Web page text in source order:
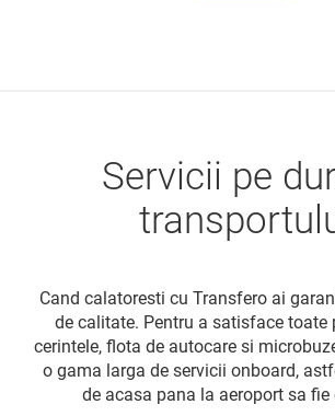
Servicii pe
Cand calatoresti cu Transfero ai
de calitate. Pentru a satisface toate
cerintele, flota de autocare si
o gama larga de servicii onboard,
de acasa pana la aeroport sa fie